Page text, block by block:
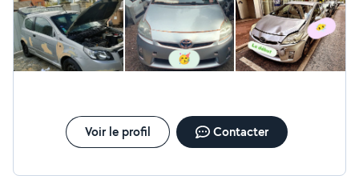
Voir le profil Contacter